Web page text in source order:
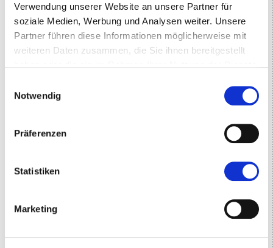
Verwendung unserer Website an unsere Partner für
soziale Medien, Werbung und Analysen weiter. Unsere
Partner führen diese Informationen möglicherweise mit
weiteren Daten zusammen, die Sie ihnen bereitgestellt
Notwendig
Präferenzen
Statistiken
Marketing